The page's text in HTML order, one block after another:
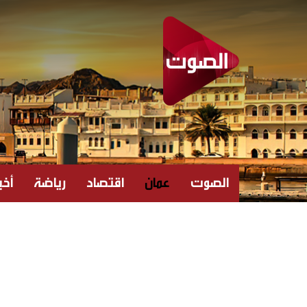
الصوت عمان اقتصاد رياضة